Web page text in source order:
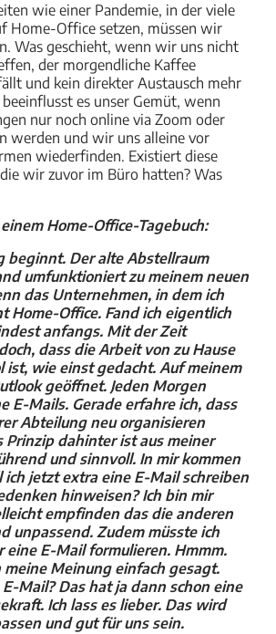
wie einer Pandemie, in der viele
Home-Office setzen, müssen wir
Was geschieht, wenn wir uns nicht
der morgendliche Kaffee
und kein direkter Austausch mehr
es unser Gemüt, wenn
nur noch online via Zoom oder
werden und wir uns alleine vor
wiederfinden. Existiert diese
wir zuvor im Büro hatten? Was
Home-Office-Tagebuch:
beginnt. Der alte Abstellraum
umfunktioniert zu meinem neuen
das Unternehmen, in dem ich
Home-Office. Fand ich eigentlich
anfangs. Mit der Zeit
dass die Arbeit von zu Hause
ist, wie einst gedacht. Auf meinem
geöffnet. Jeden Morgen
E-Mails. Gerade erfahre ich, dass
Abteilung neu organisieren
Prinzip dahinter ist aus meiner
und sinnvoll. In mir kommen
ich jetzt extra eine E-Mail schreiben
hinweisen? Ich bin mir
empfinden das die anderen
unpassend. Zudem müsste ich
eine E-Mail formulieren. Hmmm.
meine Meinung einfach gesagt.
Mail? Das hat ja dann schon eine
Ich lass es lieber. Das wird
und gut für uns sein.